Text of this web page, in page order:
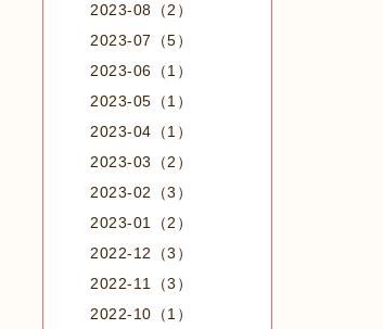
2023-08（2）
2023-07（5）
2023-06（1）
2023-05（1）
2023-04（1）
2023-03（2）
2023-02（3）
2023-01（2）
2022-12（3）
2022-11（3）
2022-10（1）